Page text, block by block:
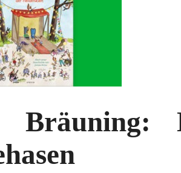
Bräuning: